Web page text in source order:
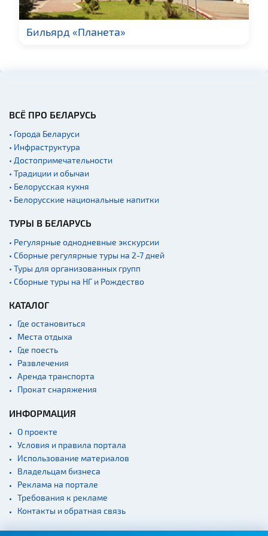
Начало и окончание
экскурсий: г. Минск
Бильярд «Планета»
ВСЁ ПРО БЕЛАРУСЬ
• Города Беларуси
• Инфраструктура
• Достопримечательности
• Традиции и обычаи
• Белорусская кухня
• Белорусские национальные напитки
ТУРЫ В БЕЛАРУСЬ
• Регулярные однодневные экскурсии
• Сборные регулярные туры на 2-7 дней
• Туры для организованных групп
• Сборные туры на НГ и Рождество
КАТАЛОГ
Где остановиться
Места отдыха
Где поесть
Развлечения
Аренда транспорта
Прокат снаряжения
ИНФОРМАЦИЯ
О проекте
Условия и правила портала
Использование материалов
Владельцам бизнеса
Реклама на портале
Требования к рекламе
Контакты и обратная связь